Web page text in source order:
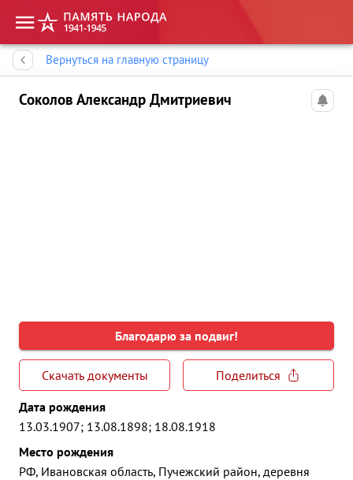
Вернуться на главную страницу
Соколов Александр Дмитриевич
Благодарю за подвиг!
Скачать документы
Поделиться
Дата рождения
13.03.1907; 13.08.1898; 18.08.1918
Место рождения
РФ, Ивановская область, Пучежский район, деревня
Память народа